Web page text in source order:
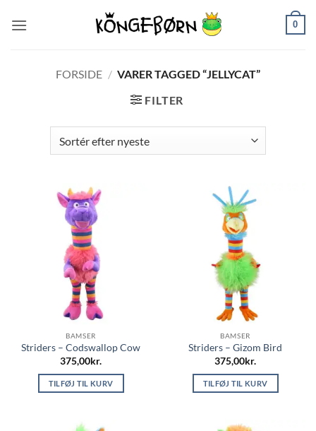
0
FORSIDE / VARER TAGGED “JELLYCAT”
FILTER
BAMSER
Striders – Codswallop Cow
375,00kr.
TILFØJ TIL KURV
BAMSER
Striders – Gizom Bird
375,00kr.
TILFØJ TIL KURV